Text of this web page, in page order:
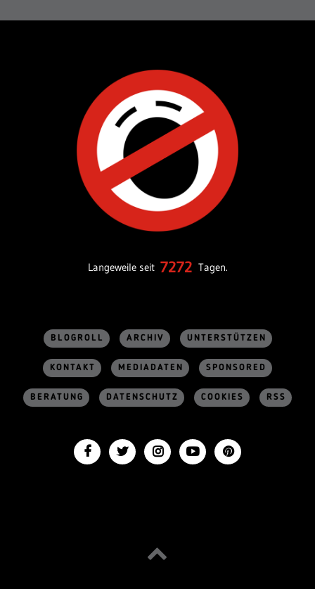
Langeweile seit 7272 Tagen.
BLOGROLL ARCHIV UNTERSTÜTZEN
KONTAKT MEDIADATEN SPONSORED
BERATUNG DATENSCHUTZ COOKIES RSS